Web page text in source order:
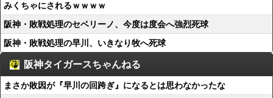
みくちゃにされるｗｗｗｗ
阪神・敗戦処理のセベリーノ、今度は度会へ強烈死球
阪神・敗戦処理の早川、いきなり牧へ死球
阪神タイガースちゃんねる
まさか敗因が『早川の回跨ぎ』になるとは思わなかったな